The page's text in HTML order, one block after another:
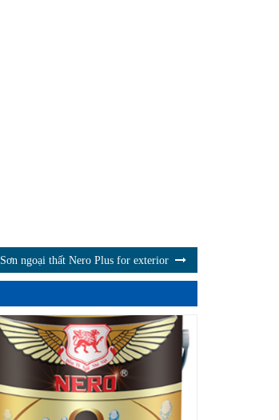
Sơn ngoại thất Nero Plus for exterior